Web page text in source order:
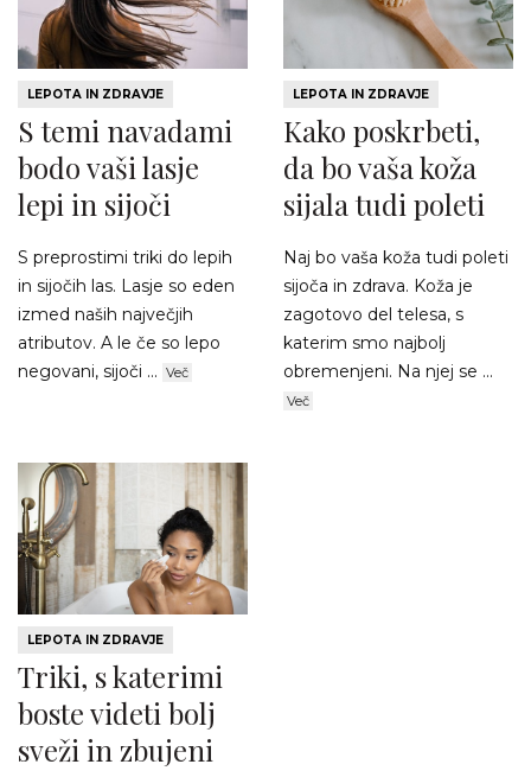
LEPOTA IN ZDRAVJE
S temi navadami
bodo vaši lasje
lepi in sijoči
S preprostimi triki do lepih
in sijočih las. Lasje so eden
izmed naših največjih
atributov. A le če so lepo
negovani, sijoči ... Več
LEPOTA IN ZDRAVJE
Kako poskrbeti,
da bo vaša koža
sijala tudi poleti
Naj bo vaša koža tudi poleti
sijoča in zdrava. Koža je
zagotovo del telesa, s
katerim smo najbolj
obremenjeni. Na njej se ...
Več
LEPOTA IN ZDRAVJE
Triki, s katerimi
boste videti bolj
sveži in zbujeni